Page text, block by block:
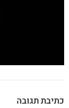
כתיבת תגובה